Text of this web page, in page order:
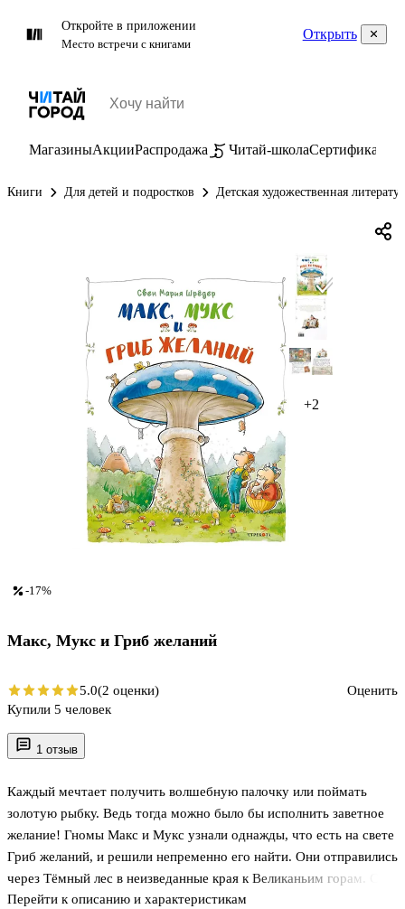
Откройте в приложении
Место встречи с книгами
Открыть
МагазиныАкцииРаспродажа Читай-школаСертификаты
Книги Для детей и подростков Детская художественная
+2
1 отзыв
Каждый мечтает получить волшебную палочку или поймать
золотую рыбку. Ведь тогда можно было бы исполнить заветное
желание! Гномы Макс и Мукс узнали однажды, что есть на свете
Гриб желаний, и решили непременно его найти. Они отправились
через Тёмный лес в неизведанные края к Великаньим горам. С
кем им предстоит встретиться и смогут ли друзья отыскать
Перейти к описанию и характеристикам
-17%
Макс, Мукс и Гриб желаний
5.0(2 оценки)
Оценить
Купили 5 человек